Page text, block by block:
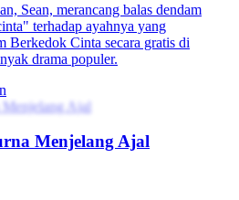
Sean, merancang balas dendam
terhadap ayahnya yang
Berkedok Cinta secara gratis di
drama populer.